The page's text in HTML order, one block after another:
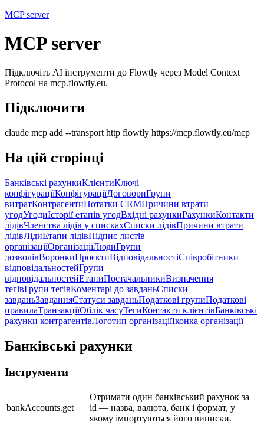
MCP server
MCP server
Підключіть AI інструменти до Flowtly через Model Context
Protocol на mcp.flowtly.eu.
Підключити
claude mcp add --transport http flowtly https://mcp.flowtly.eu/mcp
На цій сторінці
Банківські рахункиКлієнтиКлючі
конфігураціїКонфігураціїДоговориГрупи
витратКонтрагентиНотатки CRMПричини втрати
угодУгодиІсторії етапів угодВхідні рахункиРахункиКонтакти
лідівЧленства лідів у спискахСписки лідівПричини втрати
лідівЛідиЕтапи лідівПідпис листів
організаціїОрганізаціїЛюдиГрупи
дозволівВоронкиПроєктиВідповідальностіСпівробітники
відповідальностейГрупи
відповідальностейЕтапиПостачальникиВизначення
тегівГрупи тегівКоментарі до завданьСписки
завданьЗавданняСтатуси завданьПодаткові групиПодаткові
правилаТранзакціїОблік часуТегиКонтакти клієнтівБанківські
рахунки контрагентівЛоготип організаціїІконка організації
Банківські рахунки
Інструменти
bankAccounts.get
Отримати один банківський рахунок за
id — назва, валюта, банк і формат, у
якому імпортуються його виписки.